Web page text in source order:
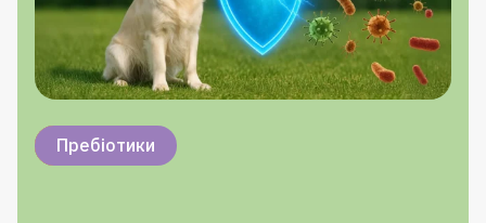
Вітамін A
Вітамін C
Цинк
Селен
Пребіотики